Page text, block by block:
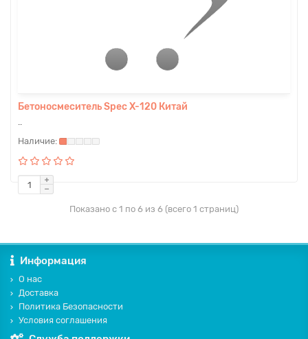
Бетоносмеситель Spec X-120 Китай
..
Показано с 1 по 6 из 6 (всего 1 страниц)
Информация
О нас
Доставка
Политика Безопасности
Условия соглашения